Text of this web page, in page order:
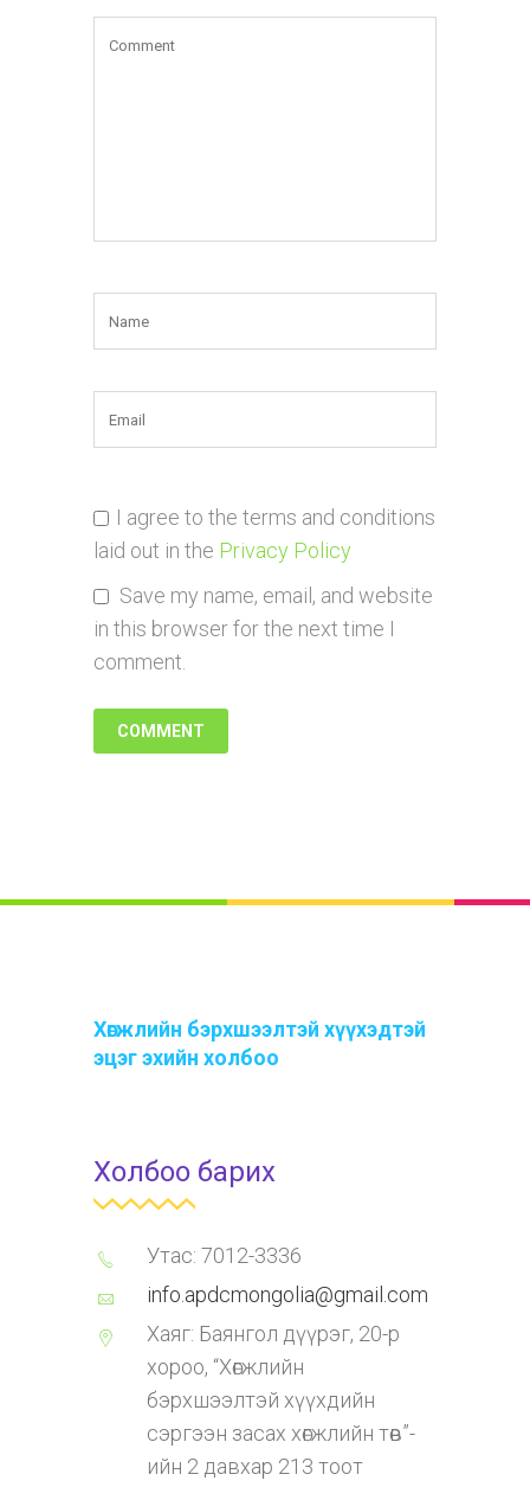
I agree to the terms and conditions
laid out in the Privacy Policy
Save my name, email, and website
in this browser for the next time I
comment.
Хөгжлийн бэрхшээлтэй хүүхэдтэй
эцэг эхийн холбоо
Холбоо барих
Утас: 7012-3336
info.apdcmongolia@gmail.com
Хаяг: Баянгол дүүрэг, 20-р
хороо, “Хөгжлийн
бэрхшээлтэй хүүхдийн
сэргээн засах хөгжлийн төв”-
ийн 2 давхар 213 тоот